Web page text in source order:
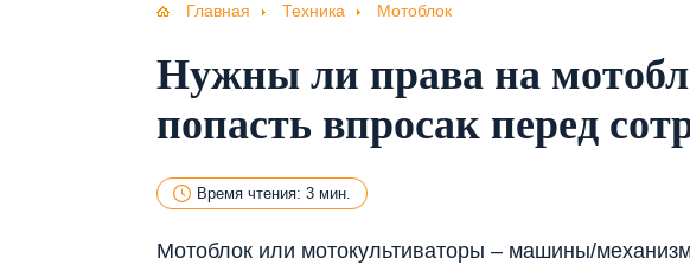
Главная Техника Мотоблок
Нужны ли права на
попасть впросак перед
Время чтения: 3 мин.
Мотоблок или мотокультиваторы – машины/